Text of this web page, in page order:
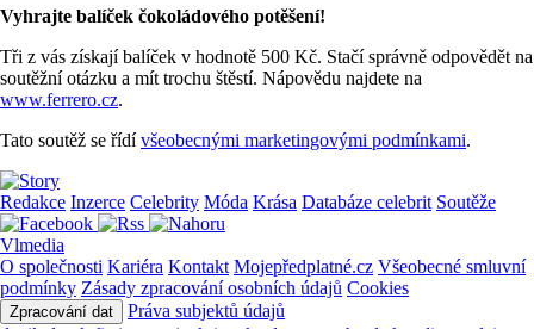
Vyhrajte balíček čokoládového potěšení!
Tři z vás získají balíček v hodnotě 500 Kč. Stačí správně odpovědět na
soutěžní otázku a mít trochu štěstí. Nápovědu najdete na
www.ferrero.cz.
Tato soutěž se řídívšeobecnými marketingovými podmínkami.
Redakce Inzerce Celebrity Móda Krása Databáze celebrit Soutěže
Vlmedia
O společnosti Kariéra Kontakt Mojepředplatné.cz Všeobecné smluvní
podmínky Zásady zpracování osobních údajů Cookies
Zpracování dat
Práva subjektů údajů